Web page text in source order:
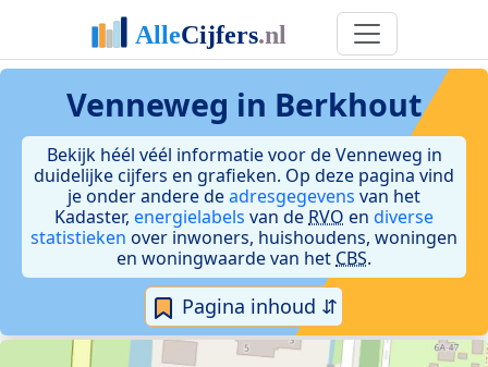
Venneweg in Berkhout
Bekijk héél véél informatie voor de Venneweg in
duidelijke cijfers en grafieken. Op deze pagina vind
je onder andere deadresgegevens van het
Kadaster, energielabels van de RVO en diverse
statistieken over inwoners, huishoudens, woningen
en woningwaarde van het CBS.
Pagina inhoud ⇵